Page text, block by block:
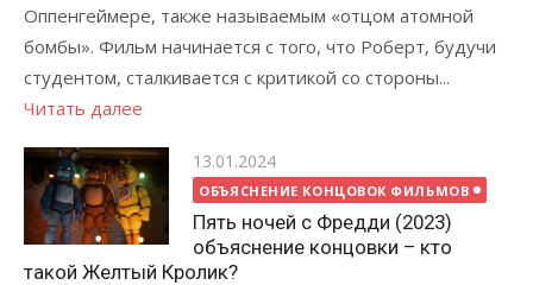
Оппенгеймере, также называемым «отцом атомной
бомбы». Фильм начинается с того, что Роберт, будучи
студентом, сталкивается с критикой со стороны...
Читать далее
Posted
on
13.01.2024
ОБЪЯСНЕНИЕ КОНЦОВОК ФИЛЬМОВ
Пять ночей с Фредди (2023)
объяснение концовки – кто
такой Желтый Кролик?